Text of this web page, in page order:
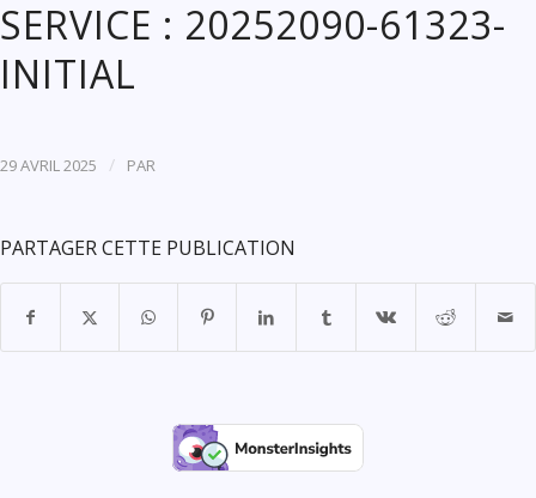
SERVICE : 20252090-61323-
INITIAL
29 AVRIL 2025 / PAR
PARTAGER CETTE PUBLICATION